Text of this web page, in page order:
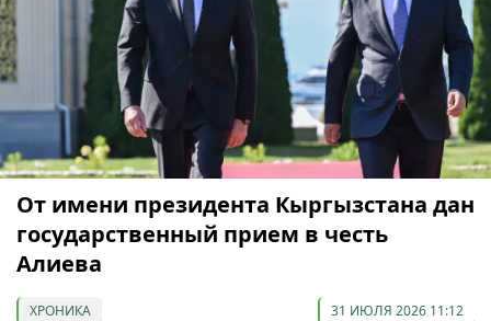
От имени президента Кыргызстана дан
государственный прием в честь
Алиева
ХРОНИКА 31 ИЮЛЯ 2026 11:12